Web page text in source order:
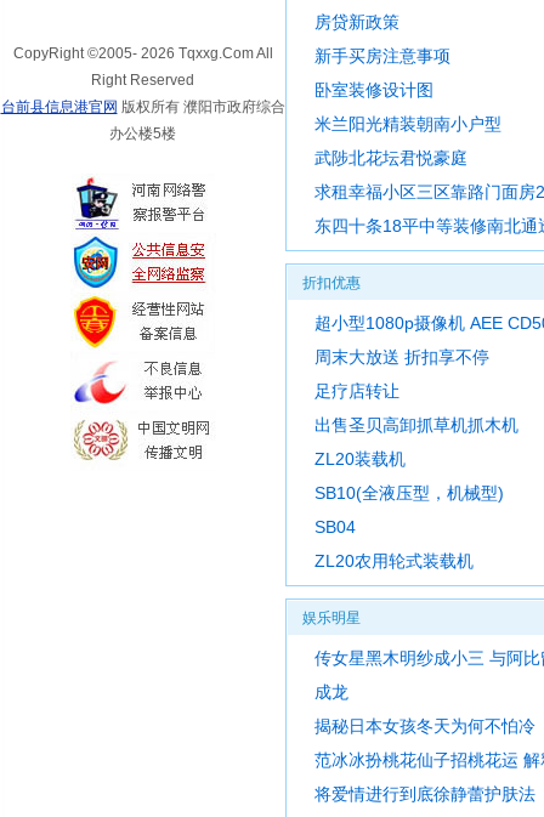
房贷新政策
新手买房注意事项
卧室装修设计图
米兰阳光精装朝南小户型
武陟北花坛君悦豪庭
求租幸福小区三区靠路门面房
东四十条18平中等装修南北通
折扣优惠
超小型1080p摄像机 AEE
周末大放送 折扣享不停
足疗店转让
出售圣贝高卸抓草机抓木机
ZL20装载机
SB10(全液压型，机械型)
SB04
ZL20农用轮式装载机
娱乐明星
传女星黑木明纱成小三 与阿
成龙
揭秘日本女孩冬天为何不怕冷
范冰冰扮桃花仙子招桃花运 解
将爱情进行到底徐静蕾护肤法
CopyRight ©2005- 2026 Tqxxg.Com All
Right Reserved
台前县信息港官网 版权所有 濮阳市政府综合
办公楼5楼